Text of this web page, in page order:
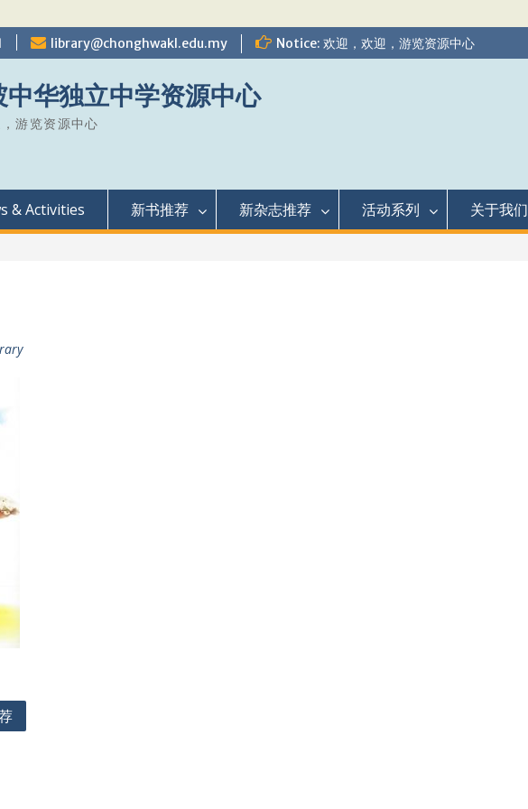
library@chonghwakl.edu.my Notice: 欢迎，欢迎，游览资源中心
中华独立中学资源中心
游览资源中心
& Activities 新书推荐 新杂志推荐 活动系列 关于我们